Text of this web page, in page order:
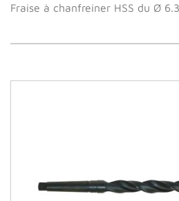
Fraise à chanfreiner HSS du Ø